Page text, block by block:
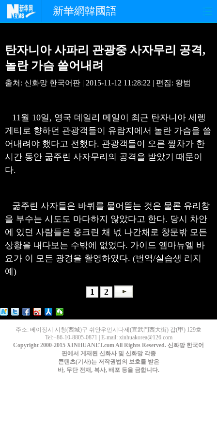
新華網韓國語
경제 사회
중한교류 핫 TV 문화
생생 중국어
탄자니아 사파리 관광중 사자무리 공격,
놀란 가슴 쓸어내려
출처: 신화망 한국어판 | 2015-11-12 11:28:22 | 편집: 왕범
11월 10일, 영국 데일리 메일이 최근 탄자니아 세렝
게티로 향하던 관광객들이 유람지에서 놀란 가슴을 쓸
어내려야 했다고 전했다. 관광객들이 오른 찦차가 한
시간 동안 굶주린 사자무리의 공격을 받았기 때문이
다.
굶주린 사자들은 바퀴를 물어뜯는 것은 물론 유리창
을 부수는 시도도 마다하지 않았다고 한다. 당시 차안
에 있던 사람들은 웅크린 채 넋 나간채로 창문밖 모든
상황을 내다보는 수밖에 없었다. 가이드 엠마뉴엘 바
요가 이 모든 광경을 촬영하였다. (번역/실습생 리지
예)
1 2
주소: 베이징시 시청(西城)구 쉬안우먼시다제(宣武門西大街) 갑(甲) 129호
Tel:+86-10-8805-0871 | E-mail: xinhuakorea@126.com
Copyright 2000-2015 XINHUANET.com All Rights Reserved. 신화망 한국어
판에서 게재된 신화사 및 신화망 각종
콘텐츠(기사)는 저작권법의 보호를 받은
바, 무단 전재, 복사, 배포 등을 금합니다.